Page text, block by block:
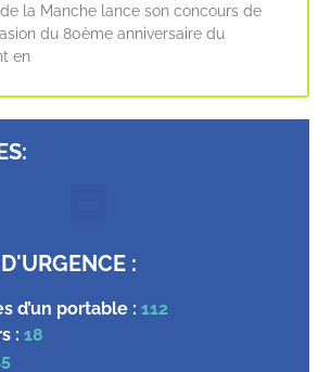
la Manche lance son concours de
du 80ème anniversaire du
en
:
d’un portable : 112
: 18